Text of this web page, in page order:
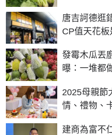
唐吉訶德逛
CP值天花
發霉木瓜丟
曝：一堆都
2025母親節
情、禮物、
建商為富不